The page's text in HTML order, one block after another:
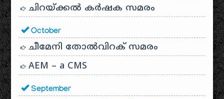
ചിറയ്ക്കൽ കർഷക സമരം
October
ചീമേനി തോൽവിറക് സമരം
AEM – a CMS
September